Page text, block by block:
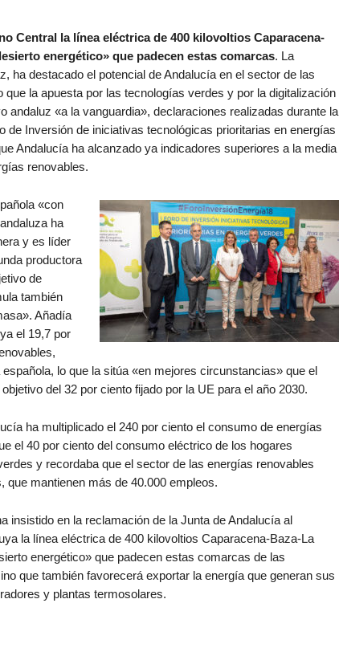
Central la línea eléctrica de 400 kilovoltios Caparacena-
energético» que padecen estas comarcas. La
ha destacado el potencial de Andalucía en el sector de las
la apuesta por las tecnologías verdes y por la digitalización
andaluz «a la vanguardia», declaraciones realizadas durante la
de Inversión de iniciativas tecnológicas prioritarias en energías
Andalucía ha alcanzado ya indicadores superiores a la media
renovables.
«con
ha
y es líder
productora
de
también
Añadía
el 19,7 por
lo que la sitúa «en mejores circunstancias» que el
del 32 por ciento fijado por la UE para el año 2030.
ha multiplicado el 240 por ciento el consumo de energías
el 40 por ciento del consumo eléctrico de los hogares
y recordaba que el sector de las energías renovables
que mantienen más de 40.000 empleos.
insistido en la reclamación de la Junta de Andalucía al
la línea eléctrica de 400 kilovoltios Caparacena-Baza-La
energético» que padecen estas comarcas de las
que también favorecerá exportar la energía que generan sus
y plantas termosolares.